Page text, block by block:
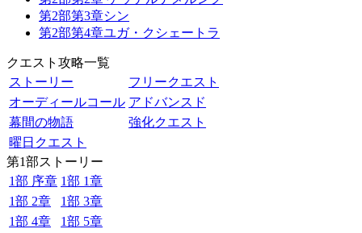
第2部第3章シン
第2部第4章ユガ・クシェートラ
クエスト攻略一覧
ストーリー
フリークエスト
オーディールコール アドバンスド
幕間の物語
強化クエスト
曜日クエスト
第1部ストーリー
1部 序章 1部 1章
1部 2章
1部 3章
1部 4章
1部 5章